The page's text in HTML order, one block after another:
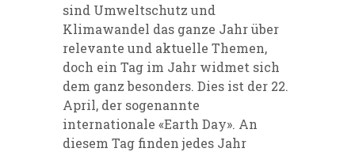
sind Umweltschutz und
Klimawandel das ganze Jahr über
relevante und aktuelle Themen,
doch ein Tag im Jahr widmet sich
dem ganz besonders. Dies ist der 22.
April, der sogenannte
internationale «Earth Day». An
diesem Tag finden jedes Jahr